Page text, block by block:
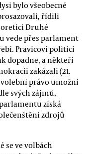
bylo všeobecné
řídili
Druhé
vede přes parlament
Pravicoví politici
dopadne, a někteří
zakázali (21.
volební právo umožní
svých zájmů,
získá
zdrojů
se ve volbách